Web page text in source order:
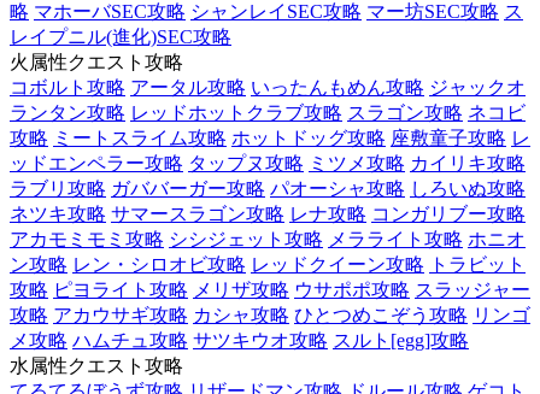
略 マホーバSEC攻略 シャンレイSEC攻略 マー坊SEC攻略 ス
レイプニル(進化)SEC攻略
火属性クエスト攻略
コボルト攻略 アータル攻略 いったんもめん攻略 ジャックオ
ランタン攻略 レッドホットクラブ攻略 スラゴン攻略 ネコビ
攻略 ミートスライム攻略 ホットドッグ攻略 座敷童子攻略 レ
ッドエンペラー攻略 タップヌ攻略 ミツメ攻略 カイリキ攻略
ラブリ攻略 ガババーガー攻略 パオーシャ攻略 しろいぬ攻略
ネツキ攻略 サマースラゴン攻略 レナ攻略 コンガリブー攻略
アカモミモミ攻略 シシジェット攻略 メラライト攻略 ホニオ
ン攻略 レン・シロオビ攻略 レッドクイーン攻略
トラビット
攻略 ピヨライト攻略 メリザ攻略 ウサポポ攻略 スラッジャー
攻略 アカウサギ攻略 カシャ攻略 ひとつめこぞう攻略 リンゴ
メ攻略 ハムチュ攻略 サツキウオ攻略 スルト[egg]攻略
水属性クエスト攻略